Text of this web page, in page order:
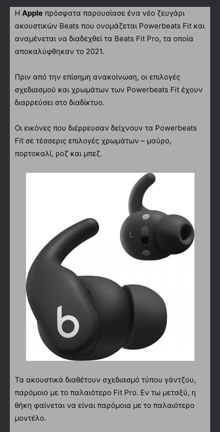
Η Apple πρόσφατα παρουσίασε ένα νέο ζευγάρι
ακουστικών Beats που ονομάζεται Powerbeats Fit και
αναμένεται να διαδεχθεί τα Beats Fit Pro, τα οποία
αποκαλύφθηκαν το 2021.
Πριν από την επίσημη ανακοίνωση, οι επιλογές
σχεδιασμού και χρωμάτων των Powerbeats Fit έχουν
διαρρεύσει στο διαδίκτυο.
Οι εικόνες που διέρρευσαν δείχνουν τα Powerbeats
Fit σε τέσσερις επιλογές χρωμάτων – μαύρο,
πορτοκαλί, ροζ και μπεζ.
Τα ακουστικά διαθέτουν σχεδιασμό τύπου γάντζου,
παρόμοιο με το παλαιότερο Fit Pro. Εν τω μεταξύ, η
θήκη φαίνεται να είναι παρόμοια με το παλαιότερο
μοντέλο.